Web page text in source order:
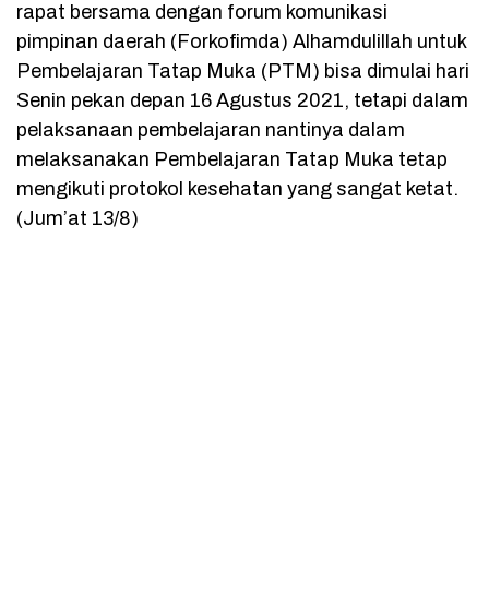
rapat bersama dengan forum komunikasi
pimpinan daerah (Forkofimda) Alhamdulillah untuk
Pembelajaran Tatap Muka (PTM) bisa dimulai hari
Senin pekan depan 16 Agustus 2021, tetapi dalam
pelaksanaan pembelajaran nantinya dalam
melaksanakan Pembelajaran Tatap Muka tetap
mengikuti protokol kesehatan yang sangat ketat.
(Jum’at 13/8)